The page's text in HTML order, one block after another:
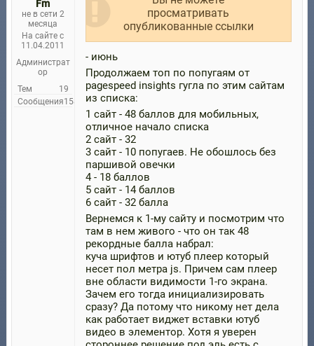
Fm
не в сети 2
месяца
На сайте с
11.04.2011
Администрат
ор
Тем
19
Сообщения158
просматривать
опубликованные ссылки
- июнь
Продолжаем топ по попугаям от
pagespeed insights гугла по этим сайтам
из списка:
1 сайт - 48 баллов для мобильных,
отличное начало списка
2 сайт - 32
3 сайт - 10 попугаев. Не обошлось без
паршивой овечки
4 - 18 баллов
5 сайт - 14 баллов
6 сайт - 32 балла
Вернемся к 1-му сайту и посмотрим что
там в нем живого - что он так 48
рекордные балла набрал:
куча шрифтов и ютуб плеер который
несет пол метра js. Причем сам плеер
вне области видимости 1-го экрана.
Зачем его тогда инициализировать
сразу? Да потому что никому нет дела
как работает виджет вставки ютуб
видео в элементор. Хотя я уверен